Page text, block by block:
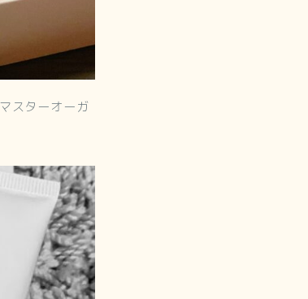
スターオーガ